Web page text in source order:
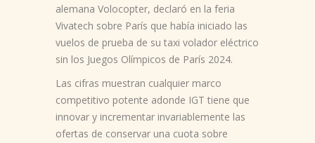
alemana Volocopter, declaró en la feria
Vivatech sobre París que había iniciado las
vuelos de prueba de su taxi volador eléctrico
sin los Juegos Olímpicos de París 2024.
Las cifras muestran cualquier marco
competitivo potente adonde IGT tiene que
innovar y incrementar invariablemente las
ofertas de conservar una cuota sobre